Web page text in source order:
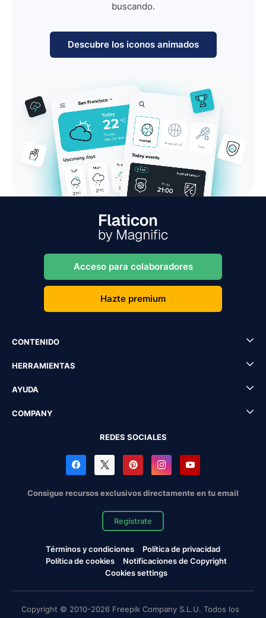
buscando.
Descubre los iconos animados
Acceso para colaboradores
Hazte premium
CONTENIDO
HERRAMIENTAS
AYUDA
COMPANY
REDES SOCIALES
Consigue recursos exclusivos directamente en tu email
Regístrate
Términos y condiciones
Política de privacidad
Política de cookies
Notificaciones de Copyright
Cookies settings
Copyright © 2010-2026 Freepik Company S.L.U. Todos los